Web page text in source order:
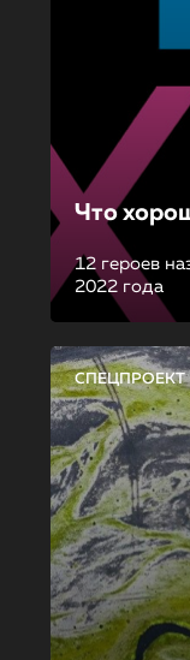
Что
12 героев
2022 года
СПЕЦПРОЕКТ